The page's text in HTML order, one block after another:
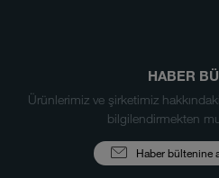
HABER
Ürünlerimiz ve şirketimiz
bilgilendirmekten
Haber bültenine